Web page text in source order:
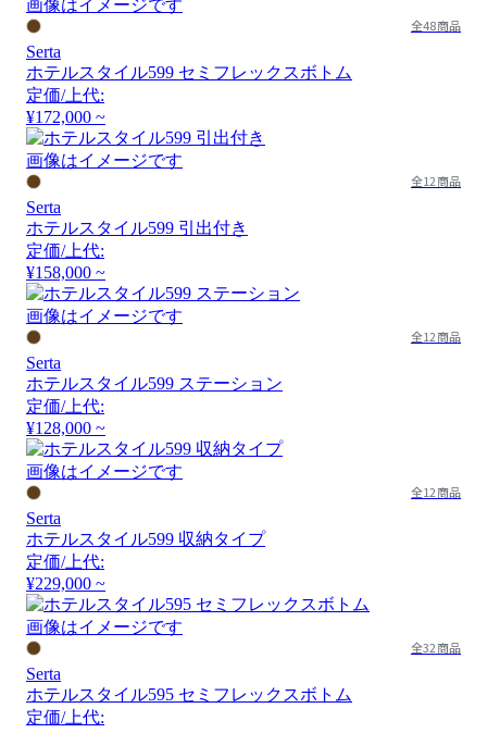
画像はイメージです
全48商品
Serta
ホテルスタイル599 セミフレックスボトム
定価/上代:
¥172,000 ~
画像はイメージです
全12商品
Serta
ホテルスタイル599 引出付き
定価/上代:
¥158,000 ~
画像はイメージです
全12商品
Serta
ホテルスタイル599 ステーション
定価/上代:
¥128,000 ~
画像はイメージです
全12商品
Serta
ホテルスタイル599 収納タイプ
定価/上代:
¥229,000 ~
画像はイメージです
全32商品
Serta
ホテルスタイル595 セミフレックスボトム
定価/上代: